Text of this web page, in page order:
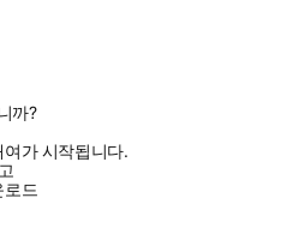
까?
가 시작됩니다.
로드